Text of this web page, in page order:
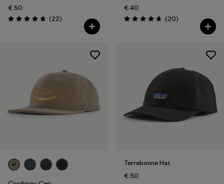
€ 50
Valutazione: 4.8 / 5
(22Recensioni
)
€ 40
Valutazione: 4.7 / 5
(20Recensioni
)
Terrebonne Hat
€ 50